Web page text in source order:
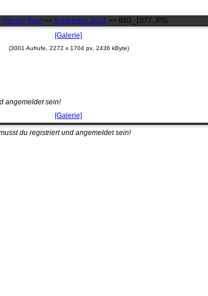
Panzer-Paul >> Schweden 2014 >> IMG_1077.JPG
[Galerie]
(3001 Aufrufe, 2272 x 1704 px, 2436 kByte)
angemeldet sein!
[Galerie]
du registriert und angemeldet sein!